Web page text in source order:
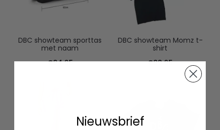
DBC showteam sporttas
met naam
€34.95
DBC showteam Momz t-
shirt
€33.95
Nieuwsbrief